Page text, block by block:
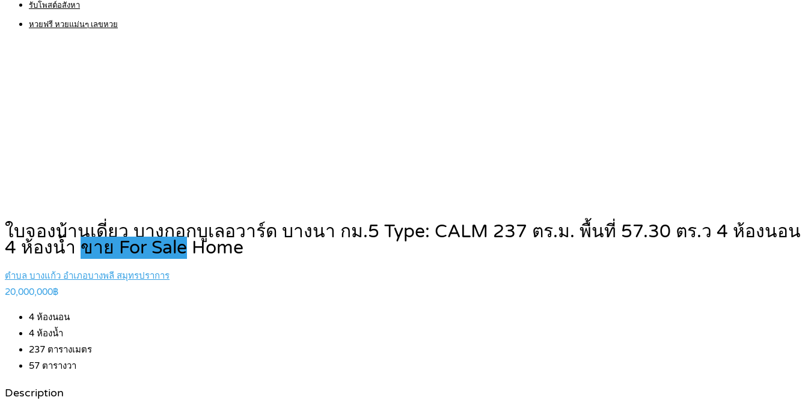
รับโพสต์อสังหา
หวยฟรี หวยแม่นๆ เลขหวย
ใบจองบ้านเดี่ยว บางกอกบูเลอวาร์ด บางนา กม.5 Type: CALM 237 ตร.ม. พื้นที่ 57.30 ตร.ว 4 ห้องนอน
4 ห้องน้ำ ขาย For Sale Home
ตำบล บางแก้ว อำเภอบางพลี สมุทรปราการ
20,000,000฿
4 ห้องนอน
4 ห้องน้ำ
237 ตารางเมตร
57 ตารางวา
Description